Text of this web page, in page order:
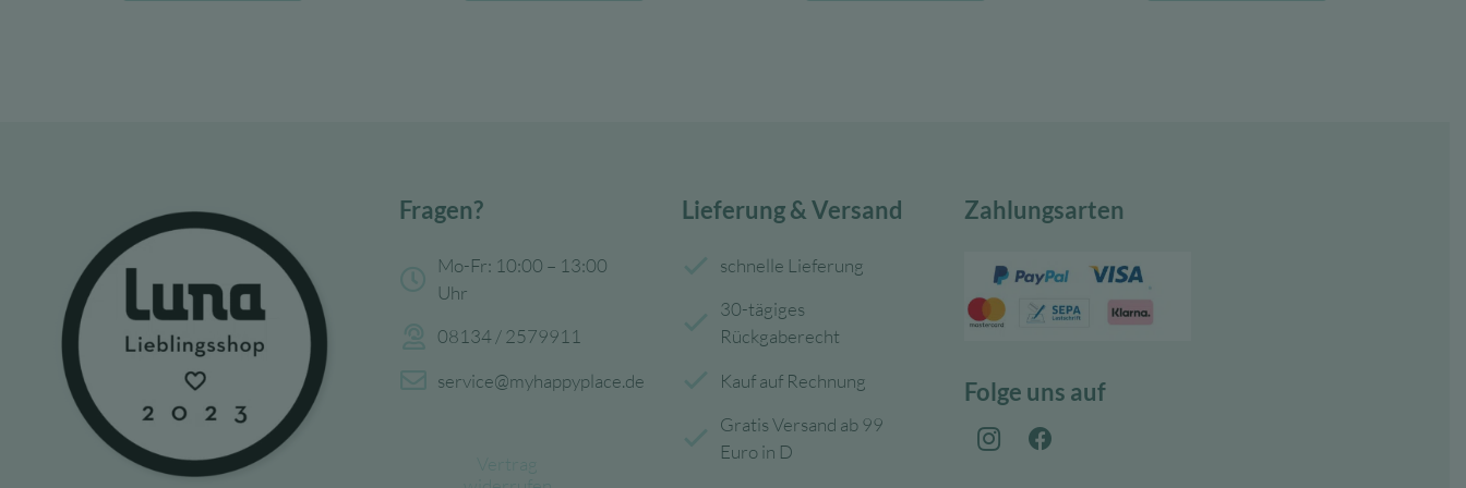
Fragen?
Mo-Fr: 10:00 – 13:00
Uhr
08134 / 2579911
service@myhappyplace.de
Lieferung & Versand
schnelle Lieferung
30-tägiges
Rückgaberecht
Kauf auf Rechnung
Gratis Versand ab 99
Euro in D
Zahlungsarten
Folge uns auf